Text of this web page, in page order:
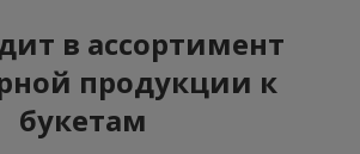
в ассортимент
продукции к
букетам